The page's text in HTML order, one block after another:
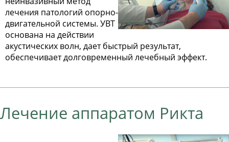
лечения патологий опорно-
двигательной системы. УВТ
основана на действии
акустических волн, дает быстрый результат,
обеспечивает долговременный лечебный эффект.
Лечение аппаратом Рикта